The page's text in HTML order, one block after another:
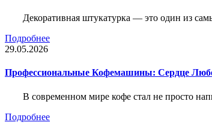
Декоративная штукатурка — это один из
Подробнее
29.05.2026
Профессиональные Кофемашины: Сердце
В современном мире кофе стал не просто
Подробнее